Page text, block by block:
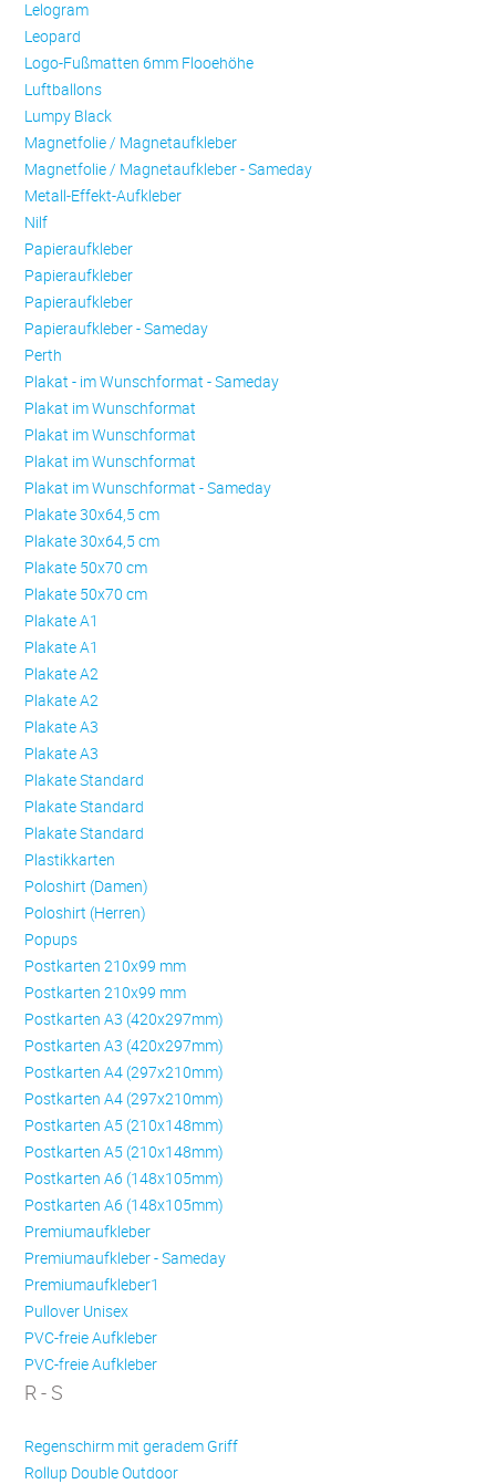
Lelogram
Leopard
Logo-Fußmatten 6mm Flooehöhe
Luftballons
Lumpy Black
Magnetfolie / Magnetaufkleber
Magnetfolie / Magnetaufkleber - Sameday
Metall-Effekt-Aufkleber
Nilf
Papieraufkleber
Papieraufkleber
Papieraufkleber
Papieraufkleber - Sameday
Perth
Plakat - im Wunschformat - Sameday
Plakat im Wunschformat
Plakat im Wunschformat
Plakat im Wunschformat
Plakat im Wunschformat - Sameday
Plakate 30x64,5 cm
Plakate 30x64,5 cm
Plakate 50x70 cm
Plakate 50x70 cm
Plakate A1
Plakate A1
Plakate A2
Plakate A2
Plakate A3
Plakate A3
Plakate Standard
Plakate Standard
Plakate Standard
Plastikkarten
Poloshirt (Damen)
Poloshirt (Herren)
Popups
Postkarten 210x99 mm
Postkarten 210x99 mm
Postkarten A3 (420x297mm)
Postkarten A3 (420x297mm)
Postkarten A4 (297x210mm)
Postkarten A4 (297x210mm)
Postkarten A5 (210x148mm)
Postkarten A5 (210x148mm)
Postkarten A6 (148x105mm)
Postkarten A6 (148x105mm)
Premiumaufkleber
Premiumaufkleber - Sameday
Premiumaufkleber1
Pullover Unisex
PVC-freie Aufkleber
PVC-freie Aufkleber
R - S
Regenschirm mit geradem Griff
Rollup Double Outdoor